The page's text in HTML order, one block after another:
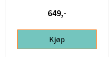
649,-
Kjøp